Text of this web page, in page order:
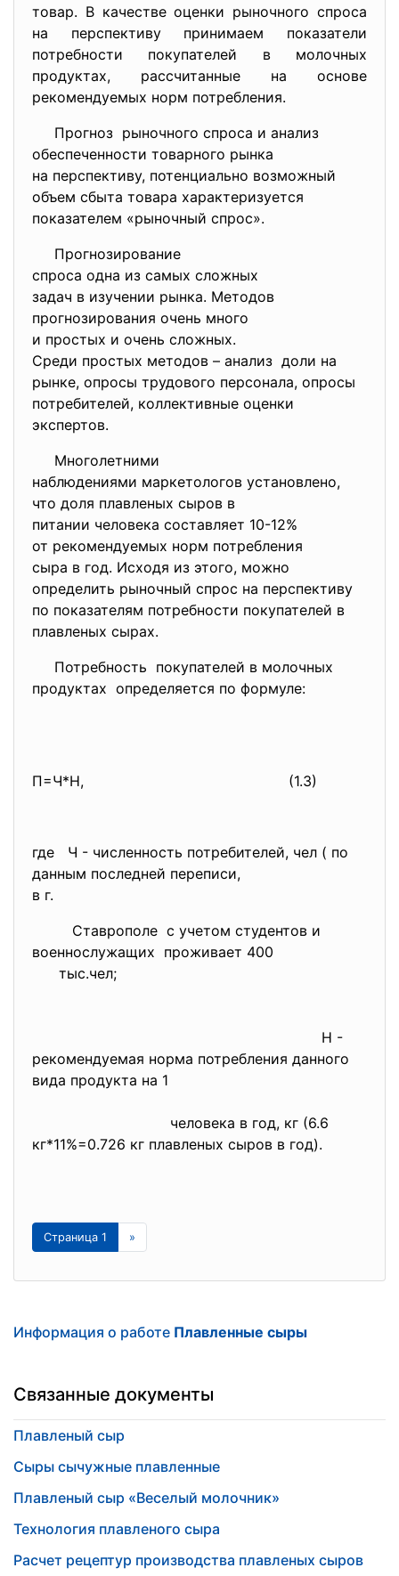
товар. В качестве оценки рыночного спроса
на перспективу принимаем показатели
потребности покупателей в молочных
продуктах, рассчитанные на основе
рекомендуемых норм потребления.
Прогноз рыночного спроса и анализ
обеспеченности товарного рынка
на перспективу, потенциально возможный
объем сбыта товара характеризуется
показателем «рыночный спрос».
Прогнозирование
спроса одна из самых сложных
задач в изучении рынка. Методов
прогнозирования очень много
и простых и очень сложных.
Среди простых методов – анализ доли на
рынке, опросы трудового персонала, опросы
потребителей, коллективные оценки
экспертов.
Многолетними
наблюдениями маркетологов установлено,
что доля плавленых сыров в
питании человека составляет 10-12%
от рекомендуемых норм потребления
сыра в год. Исходя из этого, можно
определить рыночный спрос на перспективу
по показателям потребности покупателей в
плавленых сырах.
Потребность покупателей в молочных
продуктах определяется по формуле:
П=Ч*Н, (1.3)
где Ч - численность потребителей, чел ( по
данным последней переписи,
в г.
Ставрополе с учетом студентов и
военнослужащих проживает 400
тыс.чел;
Н -
рекомендуемая норма потребления данного
вида продукта на 1
человека в год, кг (6.6
кг*11%=0.726 кг плавленых сыров в год).
Страница 1 »
Информация о работе Плавленные сыры
Связанные документы
Плавленый сыр
Сыры сычужные плавленные
Плавленый сыр «Веселый молочник»
Технология плавленого сыра
Расчет рецептур производства плавленых сыров